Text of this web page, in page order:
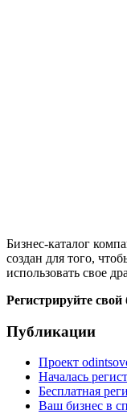
Бизнес-каталог
создан для того,
использовать свое
Регистрируйте свой
Публикации
Проект
Началась
Бесплатная
Ваш бизнес в